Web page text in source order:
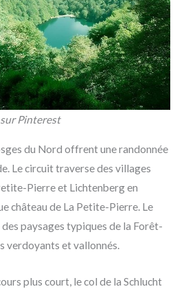
sur Pinterest
du Nord offrent une randonnée
Le circuit traverse des villages
Pierre et Lichtenberg en
château de La Petite-Pierre. Le
paysages typiques de la Forêt-
verdoyants et vallonnés.
plus court, le col de la Schlucht